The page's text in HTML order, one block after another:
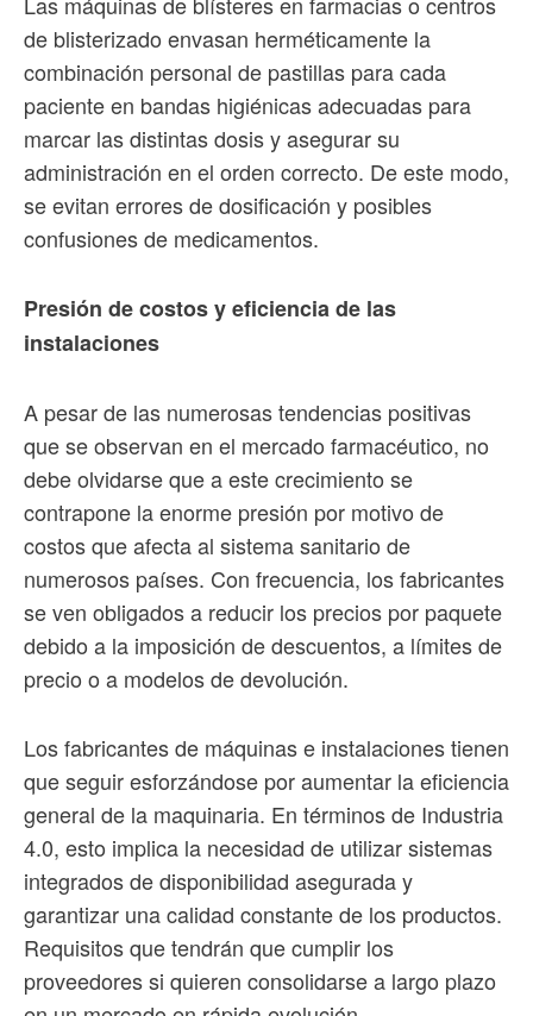
de blisterizado envasan herméticamente la
combinación personal de pastillas para cada
paciente en bandas higiénicas adecuadas para
marcar las distintas dosis y asegurar su
administración en el orden correcto. De este modo,
se evitan errores de dosificación y posibles
confusiones de medicamentos.
Presión de costos y eficiencia de las
instalaciones
A pesar de las numerosas tendencias positivas
que se observan en el mercado farmacéutico, no
debe olvidarse que a este crecimiento se
contrapone la enorme presión por motivo de
costos que afecta al sistema sanitario de
numerosos países. Con frecuencia, los fabricantes
se ven obligados a reducir los precios por paquete
debido a la imposición de descuentos, a límites de
precio o a modelos de devolución.
Los fabricantes de máquinas e instalaciones tienen
que seguir esforzándose por aumentar la eficiencia
general de la maquinaria. En términos de Industria
4.0, esto implica la necesidad de utilizar sistemas
integrados de disponibilidad asegurada y
garantizar una calidad constante de los productos.
Requisitos que tendrán que cumplir los
proveedores si quieren consolidarse a largo plazo